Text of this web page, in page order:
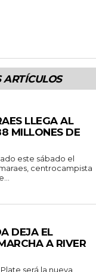
ARTÍCULOS
LLEGA AL
MILLONES DE
este sábado el
centrocampista
DEJA EL
A RIVER
será la nueva